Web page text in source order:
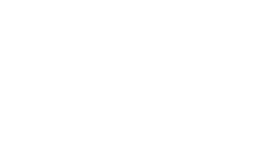
: กลไกอัตโนมัติในการสนับสนุนผู้เสียหายกรณีความรุนแรงต่อแรงงานข้า